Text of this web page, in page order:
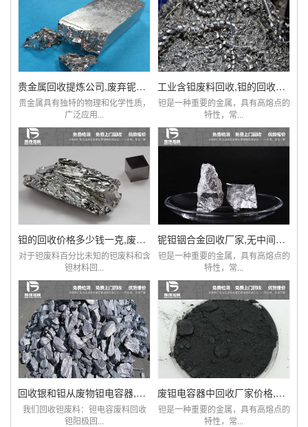
贵金属回收提炼公司,废弃铌粉,铌棒,铌铁回收
贵金属具有独特的物理和化学性质，
广泛应用...
工业含钽废料回收,钽的回收价格,贵金属钽回收
钽是一种重要的金属，具有高熔点的
特性，常...
钽的回收价格多少钱一克,废旧钽电阻电容回收厂家
对于钽废料百分比未知的钽废料和含
钽材料回...
铌钽铟合金回收厂家,无中间商赚差价,价比同优
钽是一种重要的金属，具有高熔点的
特性，常...
回收银和钽从废物钽电容器,钽电容器钽电阻价格
我们回收钽废料：钽电容废料回收
钽阳极回...
废钽电容器中回收厂家价格,钽回收,钽线圈
钽是一种重要的金属，具有高熔点的
特性，常...